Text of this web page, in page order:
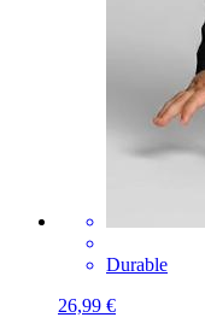
Durable
26,99 €